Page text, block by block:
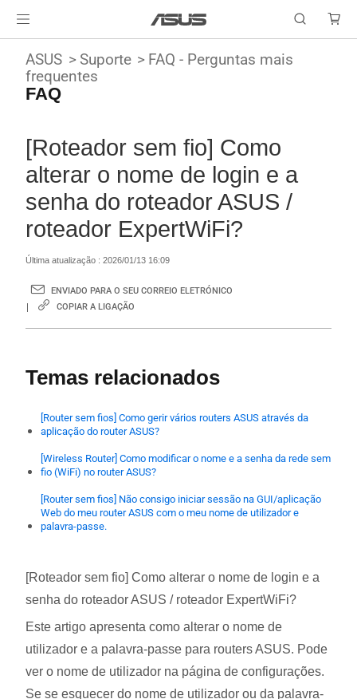
ASUS Suporte
FAQ - Perguntas mais
frequentes
FAQ
[Roteador sem fio] Como
alterar o nome de login e a
senha do roteador ASUS /
roteador ExpertWiFi?
Última atualização : 2026/01/13 16:09
ENVIADO PARA O SEU CORREIO ELETRÓNICO
COPIAR A LIGAÇÃO
Temas relacionados
[Router sem fios] Como gerir vários routers ASUS através da
aplicação do router ASUS?
[Wireless Router] Como modificar o nome e a senha da rede sem
fio (WiFi) no router ASUS?
[Router sem fios] Não consigo iniciar sessão na GUI/aplicação
Web do meu router ASUS com o meu nome de utilizador e
palavra-passe.
[Roteador sem fio] Como alterar o nome de login e a
senha do roteador ASUS / roteador ExpertWiFi?
Este artigo apresenta como alterar o nome de
utilizador e a palavra-passe para routers ASUS. Pode
ver o nome de utilizador na página de configurações.
Se se esquecer do nome de utilizador ou da palavra-